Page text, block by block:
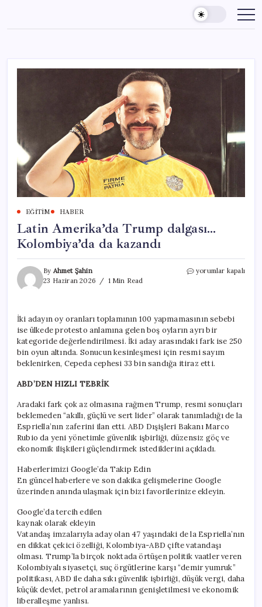
content
EĞITIM HABER
Latin Amerika’da Trump dalgası…
Kolombiya’da da kazandı
By Ahmet Şahin
23 Haziran 2026
1 Min Read
Latin
da
kazandı
için
yorumlar kapalı
İki adayın oy oranları toplamının 100 yapmamasının sebebi
ise ülkede protesto anlamına gelen boş oyların ayrı bir
kategoride değerlendirilmesi. İki aday arasındaki fark ise 250
bin oyun altında. Sonucun kesinleşmesi için resmi sayım
beklenirken, Cepeda cephesi 33 bin sandığa itiraz etti.
ABD’DEN HIZLI TEBRİK
Aradaki fark çok az olmasına rağmen Trump, resmi sonuçları
beklemeden “akıllı, güçlü ve sert lider” olarak tanımladığı de la
Espriella’nın zaferini ilan etti. ABD Dışişleri Bakanı Marco
Rubio da yeni yönetimle güvenlik işbirliği, düzensiz göç ve
ekonomik ilişkileri güçlendirmek istediklerini açıkladı.
Haberlerimizi Google’da Takip Edin
En güncel haberlere ve son dakika gelişmelerine Google
üzerinden anında ulaşmak için bizi favorilerinize ekleyin.
Google’da tercih edilen
kaynak olarak ekleyin
Vatandaş imzalarıyla aday olan 47 yaşındaki de la Espriella’nın
en dikkat çekici özelliği, Kolombiya-ABD çifte vatandaşı
olması. Trump’la birçok noktada örtüşen politik vaatler veren
Kolombiyalı siyasetçi, suç örgütlerine karşı “demir yumruk”
politikası, ABD ile daha sıkı güvenlik işbirliği, düşük vergi, daha
küçük devlet, petrol aramalarının genişletilmesi ve ekonomik
liberalleşme yanlısı.